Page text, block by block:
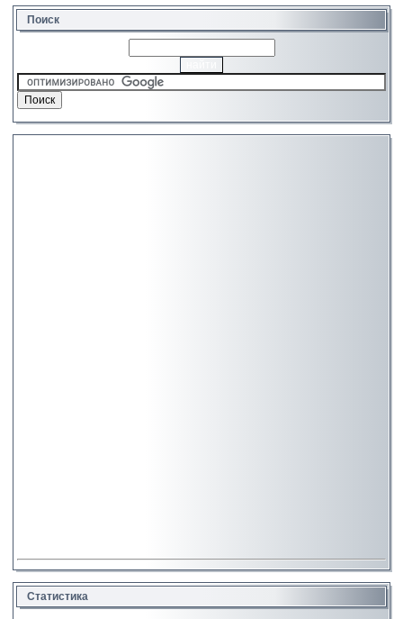
Поиск
Статистика